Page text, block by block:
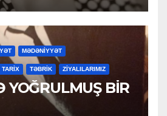
MƏDƏNİYYƏT
TARİX TƏBRİK ZİYALILARIMIZ
YOĞRULMUŞ BİR